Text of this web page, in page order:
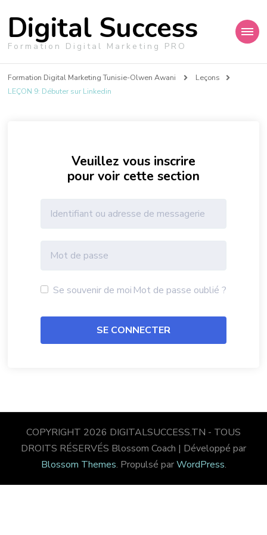
Digital Success
Formation Digital Marketing PRO
Formation Digital Marketing Tunisie-Olwen Awani
Leçons
LEÇON 9: Débuter sur Linkedin
Veuillez vous inscrire
pour voir cette section
Se souvenir de moi Mot de passe oublié ?
COPYRIGHT 2026 DIGITALSUCCESS.TN - TOUS
DROITS RÉSERVÉS Blossom Coach | Développé par
Blossom Themes. Propulsé parWordPress.